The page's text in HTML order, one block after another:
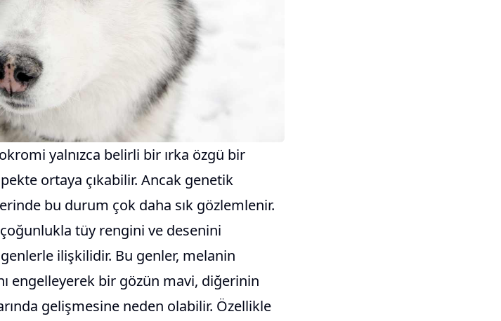
yalnızca belirli bir ırka özgü bir
ortaya çıkabilir. Ancak genetik
bu durum çok daha sık gözlemlenir.
tüy rengini ve desenini
ilişkilidir. Bu genler, melanin
engelleyerek bir gözün mavi, diğerinin
gelişmesine neden olabilir. Özellikle